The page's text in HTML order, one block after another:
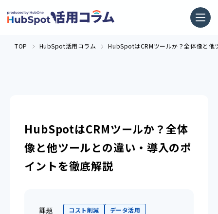
TOP HubSpot活用コラム HubSpotはCRMツールか？全体像と他
HubSpotはCRMツールか？全体
像と他ツールとの違い・導入のポ
イントを徹底解説
課題 コスト削減 データ活用